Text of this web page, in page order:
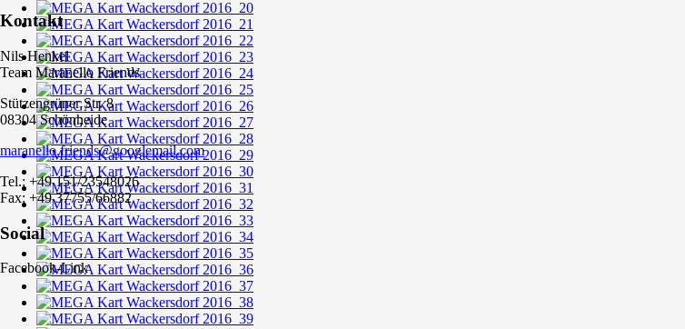
Kontakt
Nils Henkel
Team Maranello Friends
Stützengrüner Str. 8
08304 Schönheide
maranello.friends@googlemail.com
Tel.: +49 151/23548026
Fax: +49 37755/66882
Social
Facebook-Link